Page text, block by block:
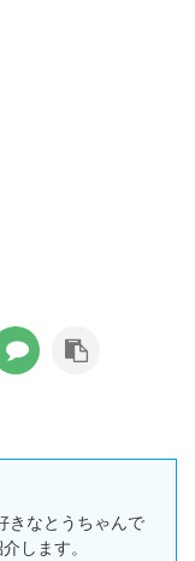
きなとうちゃんで
します。